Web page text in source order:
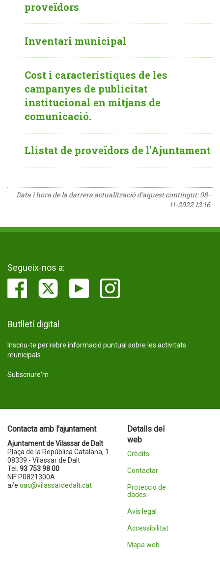
proveïdors
Inventari municipal
Cost i característiques de les
campanyes de publicitat
institucional en mitjans de
comunicació.
Llistat de proveïdors de l'Ajuntament
Data i hora de la darrera actualització d'aquest contingut:08-
11-2022 13:16
Segueix-nos a:
Butlletí digital
Inscriu-te per rebre informació puntual sobre les activitats
municipals.
Subscriure'm
Contacta amb l'ajuntament
Ajuntament de Vilassar de Dalt
Plaça de la República Catalana, 1
08339 - Vilassar de Dalt
Tel. 93 753 98 00
NIF P0821300A
a/e oac@vilassardedalt.cat
Detalls del
web
Crèdits
Contactar
Protecció de
dades
Avís legal
Accessibilitat
Mapa web